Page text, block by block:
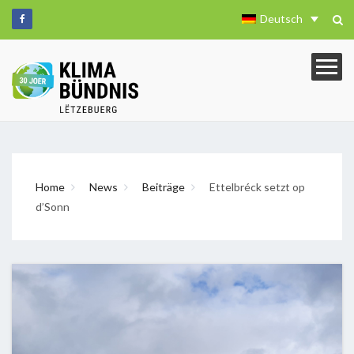
Deutsch
Home News Beiträge
Ettelbréck setzt op
d’Sonn